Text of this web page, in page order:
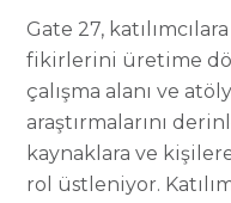
Gate 27,
fikirlerini üretime
çalışma alanı ve
araştırmalarını
kaynaklara ve
rol üstleniyor.